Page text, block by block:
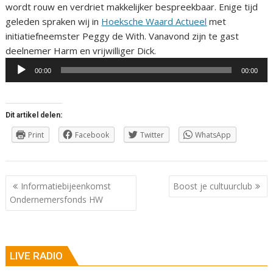
wordt rouw en verdriet makkelijker bespreekbaar. Enige tijd
geleden spraken wij in Hoeksche Waard Actueel met
initiatiefneemster Peggy de With. Vanavond zijn te gast
deelnemer Harm en vrijwilliger Dick.
00:00 00:00
Dit artikel delen:
Print Facebook Twitter WhatsApp
Berichtnavigatie
Informatiebijeenkomst
Ondernemersfonds HW
Boost je cultuurclub
LIVE RADIO